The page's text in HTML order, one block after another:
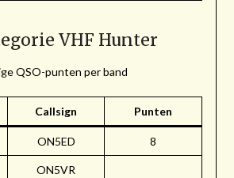
VHF Hunter
QSO-punten per band
Callsign Punten
ON5ED 8
ON5VR